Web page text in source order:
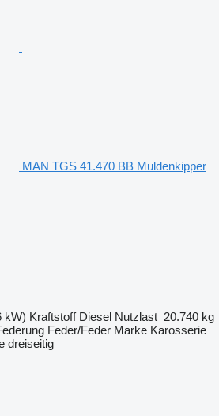
MAN TGS 41.470 BB Muldenkipper
kW) Kraftstoff Diesel Nutzlast 20.740 kg
Feder/Feder Marke Karosserie
dreiseitig